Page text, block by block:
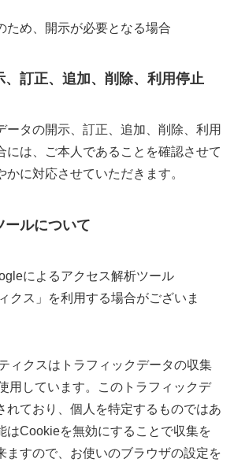
ため、開示が必要となる場合
、訂正、追加、削除、利用停止
ータの開示、訂正、追加、削除、利用
には、ご本人であることを確認させて
かに対応させていただきます。
ールについて
によるアクセス解析ツール
クス」を利用する場合がございま
ィクスはトラフィックデータの収集
用しています。このトラフィックデ
れており、個人を特定するものではあ
はCookieを無効にすることで収集を
ますので、お使いのブラウザの設定を